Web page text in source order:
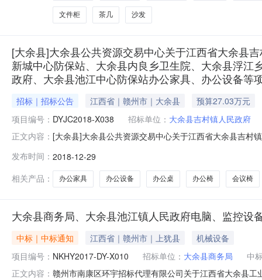
文件柜 茶几 沙发
[大余县]大余县公共资源交易中心关于江西省大余县
新城中心防保站、大余县内良乡卫生院、大余县浮
政府、大余县池江中心防保站办公家具、办公设备等
招标｜招标公告 江西省｜赣州市｜大余县
预算27.03万元
项目编号： DYJC2018-X038 招标单位： 大余县吉村镇人民政府
正文内容： [大余县]大余县公共资源交易中心关于江西省大余县吉村
目编号：DYJC2018-X038）询价公告[2018-12-29]大余
余县新城中心防保站、大
发布时间： 2018-12-29
相关产品：
办公家具 办公设备 办公桌 办公椅 会议椅
大余县商务局、大余县池江镇人民政府电脑、监控
中标｜中标通知 江西省｜赣州市｜上犹县
机械设备
项目编号： NKHY2017-DY-X010 招标单位： 大余县商务局
中
正文内容： 赣州市南康区环宇招标代理有限公司关于江西省大余县